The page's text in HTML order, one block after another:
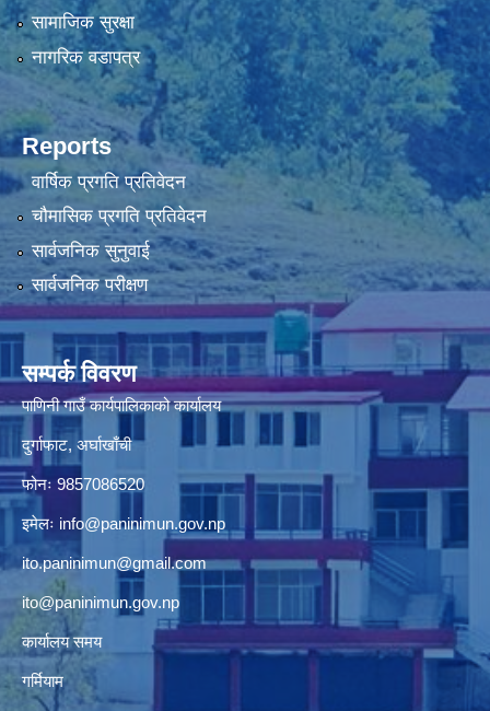
सामाजिक सुरक्षा
नागरिक वडापत्र
Reports
वार्षिक प्रगति प्रतिवेदन
चौमासिक प्रगति प्रतिवेदन
सार्वजनिक सुनुवाई
सार्वजनिक परीक्षण
सम्पर्क विवरण
पाणिनी गाउँ कार्यपालिकाको कार्यालय
दुर्गाफाट, अर्घाखाँची
फोनः 9857086520
इमेलः info@paninimun.gov.np
ito.paninimun@gmail.com
ito@paninimun.gov.np
कार्यालय समय
गर्मियाम